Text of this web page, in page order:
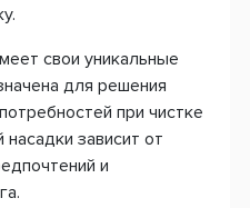
свои уникальные
для решения
при чистке
зависит от
и